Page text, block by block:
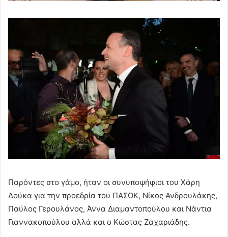
Παρόντες στο γάμο, ήταν οι συνυποψήφιοι του Χάρη
Δούκα για την προεδρία του ΠΑΣΟΚ, Νίκος Ανδρουλάκης,
Παύλος Γερουλάνος, Άννα Διαμαντοπούλου και Νάντια
Γιαννακοπούλου αλλά και ο Κώστας Ζαχαριάδης.